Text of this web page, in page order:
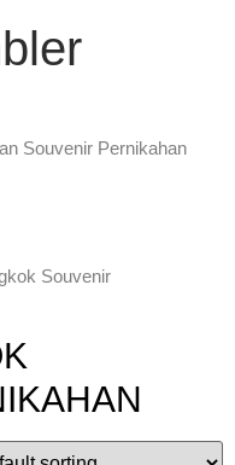
Souvenir Pernikahan
Souvenir